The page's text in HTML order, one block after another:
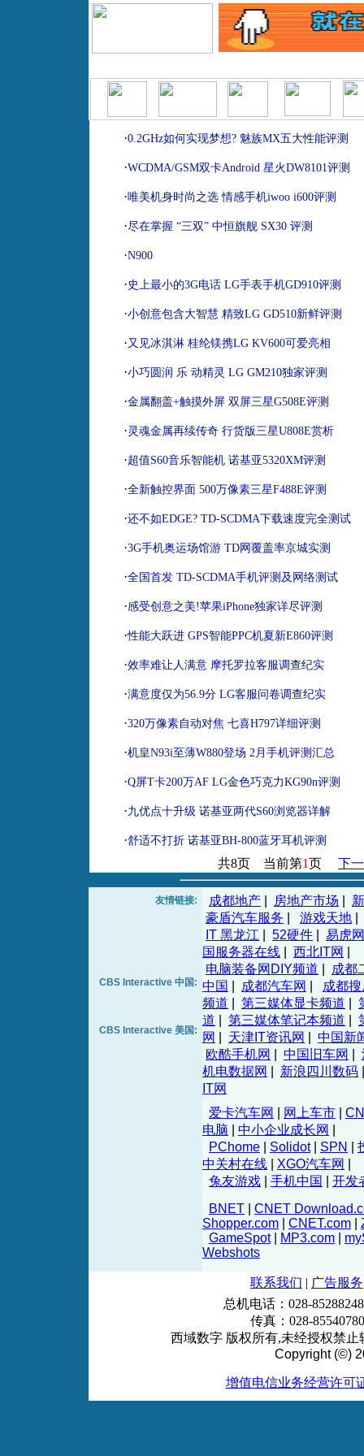
·0.2GHz如何实现梦想? 魅族MX五大性能评测
·WCDMA/GSM双卡Android 星火DW8101评测
·唯美机身时尚之选 情感手机iwoo i600评测
·尽在掌握 “三双” 中恒旗舰 SX30 评测
·N900
· 史上最小的3G电话 LG手表手机GD910评测
·小创意包含大智慧 精致LG GD510新鲜评测
· 又见冰淇淋 桂纶镁携LG KV600可爱亮相
·小巧圆润 乐 动精灵 LG GM210独家评测
·金属翻盖+触摸外屏 双屏三星G508E评测
· 灵魂金属再续传奇 行货版三星U808E赏析
·超值S60音乐智能机 诺基亚5320XM评测
·全新触控界面 500万像素三星F488E评测
·还不如EDGE? TD-SCDMA下载速度完全测试
·3G手机奥运场馆游 TD网覆盖率京城实测
·全国首发 TD-SCDMA手机评测及网络测试
·感受创意之美!苹果iPhone独家详尽评测
·性能大跃进 GPS智能PPC机夏新E860评测
·效率难让人满意 摩托罗拉客服调查纪实
·满意度仅为56.9分 LG客服问卷调查纪实
·320万像素自动对焦 七喜H797详细评测
·机皇N93i至薄W880登场 2月手机评测汇总
·Q屏T卡200万AF LG金色巧克力KG90n评测
·九优点十升级 诺基亚两代S60浏览器详解
·舒适不打折 诺基亚BH-800蓝牙耳机评测
共8页 当前第1页 下
友情链接:
CBS Interactive 中国:
CBS Interactive 美国:
成都地产 房地产市场
豪盾汽车服务
游戏天地
IT 黑龙江
52硬件
易虎网
国服务器在线
西北IT网
电脑装备网DIY频道
成都
中国
成都汽车网
成都
频道
第三媒体显卡频道
道
第三媒体笔记本频道
网
天津IT资讯网
中国新
欧酷手机网
中国旧车网
机电数据网
新浪四川数码
IT网
爱卡汽车网
网上车市
电脑
中小企业成长网
PChome
Solidot| SPN
中关村在线
XGO汽车网
兔友游戏
手机中国
开发
BNET
CNET
Shopper.com
CNET.com
GameSpot| MP3.com
Webshots
联系我们 | 广告服务
总机电话：028-
传真：028-
西域数字 版权所有,未经授权禁止转
Copyright (©)
增值电信业务经营许可